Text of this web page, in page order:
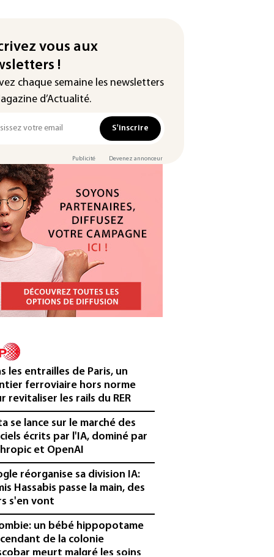
vous aux
!
chaque semaine les newsletters
d’Actualité.
S'inscrire
Publicité Devenez annonceur
les entrailles de Paris, un
ferroviaire hors norme
revitaliser les rails du RER
se lance sur le marché des
écrits par l'IA, dominé par
et OpenAI
réorganise sa division IA:
Hassabis passe la main, des
s'en vont
un bébé hippopotame
de la colonie
meurt malgré les soins